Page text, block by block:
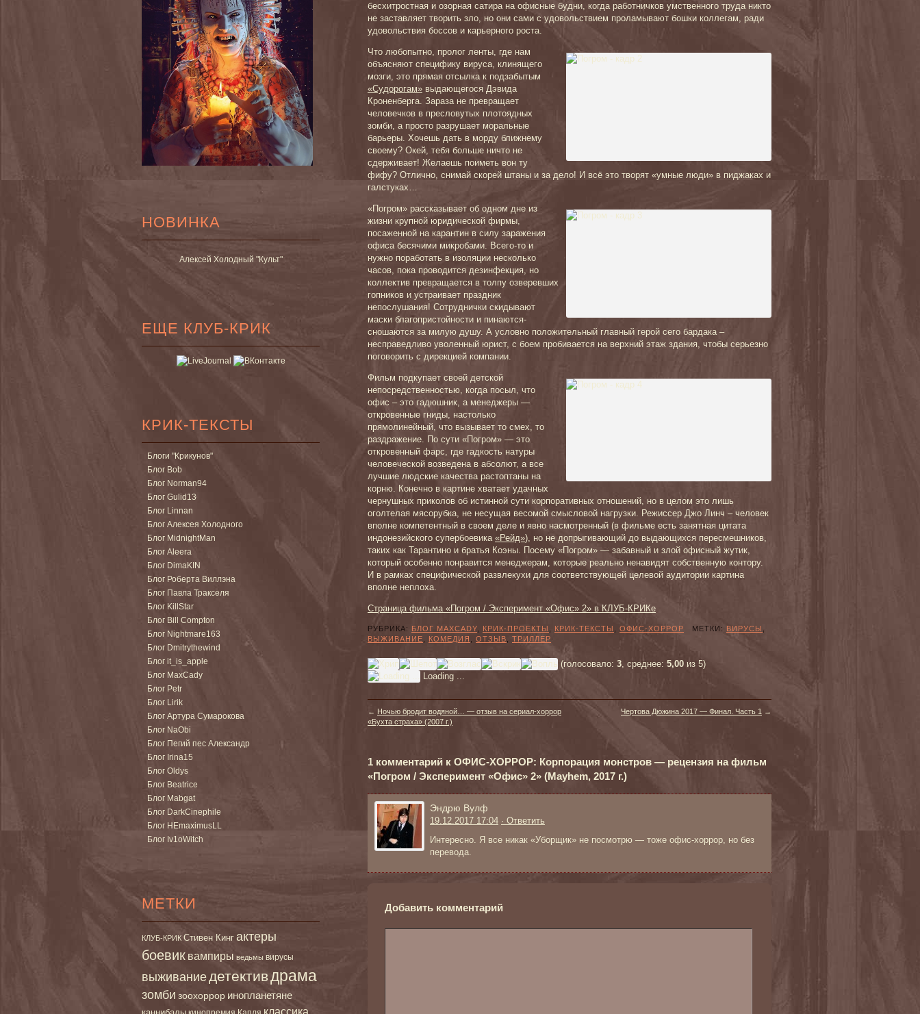
НОВИНКА
Алексей Холодный "Культ"
ЕЩЕ КЛУБ-КРИК
КРИК-ТЕКСТЫ
Блоги "Крикунов"
Блог Bob
Блог Norman94
Блог Gulid13
Блог Linnan
Блог Алексея Холодного
Блог MidnightMan
Блог Aleera
Блог DimaKIN
Блог Роберта Виллэна
Блог Павла Тракселя
Блог KillStar
Блог Bill Compton
Блог Nightmare163
Блог Dmitrythewind
Блог it_is_apple
Блог MaxCady
Блог Petr
Блог Lirik
Блог Артура Сумарокова
Блог NaObi
Блог Пегий пес Александр
Блог Irina15
Блог Oldys
Блог Beatrice
Блог Mabgat
Блог DarkCinephile
Блог HEmaximusLL
Блог Iv1oWitch
МЕТКИ
КЛУБ-КРИК Стивен Кинг актеры
боевик вампиры ведьмы вирусы
выживаниедетективдрама
зомби зоохоррор инопланетяне
классика
бесхитростная и озорная сатира на офисные будни, когда работничков умственного труда никто
не заставляет творить зло, но они сами с удовольствием проламывают бошки коллегам, ради
удовольствия боссов и карьерного роста.
Что любопытно, пролог ленты, где нам
объясняют специфику вируса, клинящего
мозги, это прямая отсылка к подзабытым
«Судорогам» выдающегося Дэвида
Кроненберга. Зараза не превращает
человечков в пресловутых плотоядных
зомби, а просто разрушает моральные
барьеры. Хочешь дать в морду ближнему
своему? Окей, тебя больше ничто не
сдерживает! Желаешь поиметь вон ту
фифу? Отлично, снимай скорей штаны и за дело! И всё это творят «умные люди» в пиджаках и
галстуках…
«Погром» рассказывает об одном дне из
жизни крупной юридической фирмы,
посаженной на карантин в силу заражения
офиса бесячими микробами. Всего-то и
нужно поработать в изоляции несколько
часов, пока проводится дезинфекция, но
коллектив превращается в толпу озверевших
гопников и устраивает праздник
непослушания! Сотруднички скидывают
маски благопристойности и пинаются-
сношаются за милую душу. А условно положительный главный герой сего бардака –
несправедливо уволенный юрист, с боем пробивается на верхний этаж здания, чтобы серьезно
поговорить с дирекцией компании.
Фильм подкупает своей детской
непосредственностью, когда посыл, что
офис – это гадюшник, а менеджеры —
откровенные гниды, настолько
прямолинейный, что вызывает то смех, то
раздражение. По сути «Погром» — это
откровенный фарс, где гадкость натуры
человеческой возведена в абсолют, а все
лучшие людские качества растоптаны на
корню. Конечно в картине хватает удачных
чернушных приколов об истинной сути корпоративных отношений, но в целом это лишь
оголтелая мясорубка, не несущая весомой смысловой нагрузки. Режиссер Джо Линч – человек
вполне компетентный в своем деле и явно насмотренный (в фильме есть занятная цитата
индонезийского супербоевика «Рейд»), но не допрыгивающий до выдающихся пересмешников,
таких как Тарантино и братья Коэны. Посему «Погром» — забавный и злой офисный жутик,
который особенно понравится менеджерам, которые реально ненавидят собственную контору.
И в рамках специфической развлекухи для соответствующей целевой аудитории картина
вполне неплоха.
Страница фильма «Погром / Эксперимент «Офис» 2» в КЛУБ-КРИКе
РУБРИКА: БЛОГ MAXCADY КРИК-ПРОЕКТЫ КРИК-ТЕКСТЫ ОФИС-ХОРРОР МЕТКИ: ВИРУСЫ
ВЫЖИВАНИЕ
КОМЕДИЯ ОТЗЫВ ТРИЛЛЕР
(голосовало: 3, среднее: 5,00 из 5)
Loading ...
← Ночью бродит водяной… — отзыв на сериал-хоррор
«Бухта страха» (2007 г.)
Чертова Дюжина 2017 — Финал. Часть 1 →
1 комментарий к ОФИС-ХОРРОР: Корпорация монстров — рецензия на фильм
«Погром / Эксперимент «Офис» 2» (Mayhem, 2017 г.)
Эндрю Вулф
19.12.2017 17:04 · Ответить
Интересно. Я все никак «Уборщик» не посмотрю — тоже офис-хоррор, но без
перевода.
Добавить комментарий